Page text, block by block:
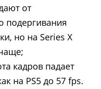
от
подергивания
но на Series X
кадров падает
на PS5 до 57 fps.